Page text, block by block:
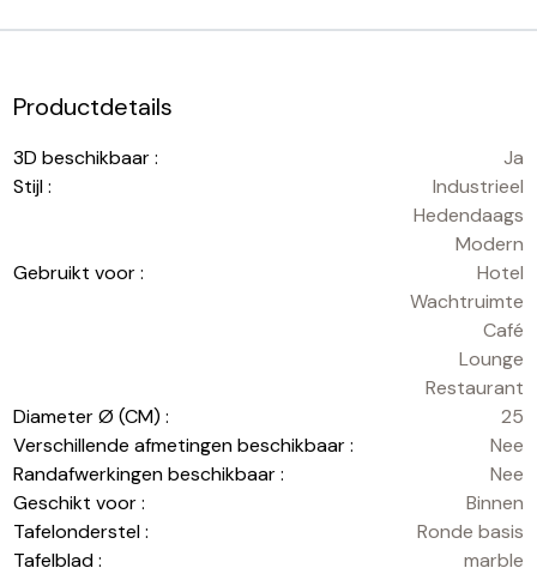
Productdetails
3D beschikbaar :
Ja
Stijl :
Industrieel
Hedendaags
Modern
Gebruikt voor :
Hotel
Wachtruimte
Café
Lounge
Restaurant
Diameter Ø (CM) :
25
Verschillende afmetingen beschikbaar :
Nee
Randafwerkingen beschikbaar :
Nee
Geschikt voor :
Binnen
Tafelonderstel :
Ronde basis
Tafelblad :
marble